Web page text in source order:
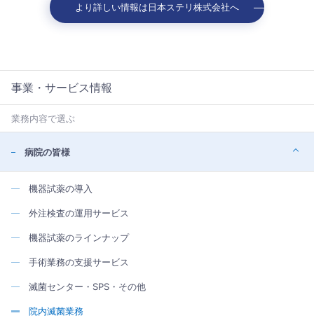
より詳しい情報は日本ステリ株式会社へ
事業・サービス情報
業務内容で選ぶ
病院の皆様
機器試薬の導入
外注検査の運用サービス
機器試薬のラインナップ
手術業務の支援サービス
滅菌センター・SPS・その他
院内滅菌業務